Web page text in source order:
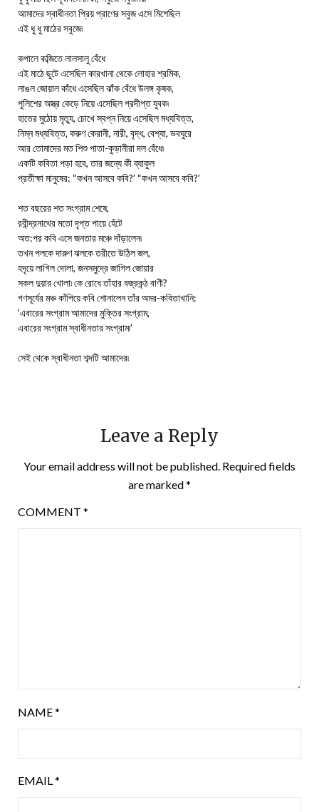
আমাদের স্বাধীনতা প্রিয় প্রাণের সবুজ এসে মিশেছিল
এই ধু ধু মাঠের সবুজে৷
কপালে কব্জিতে লালসালু বেঁধে
এই মাঠে ছুটে এসেছিল কারখানা থেকে লোহার শ্রমিক,
লাঙল জোয়াল কাঁধে এসেছিল ঝাঁক বেঁধে উলঙ্গ কৃষক,
পুলিশের অস্ত্র কেড়ে নিয়ে এসেছিল প্রদীপ্ত যুবক৷
হাতের মুঠোয় মৃত্যু, চোখে স্বপ্ন নিয়ে এসেছিল মধ্যবিত্ত,
নিম্ন মধ্যবিত্ত, করুণ কেরানী, নারী, বৃদ্ধ, বেশ্যা, ভবঘুরে
আর তোমাদের মত শিশু পাতা-কুড়ানীরা দল বেঁধে৷
একটি কবিতা পড়া হবে, তার জন্যে কী ব্যাকুল
প্রতীক্ষা মানুষের: “কখন আসবে কবি?’ “কখন আসবে কবি?’
শত বছরের শত সংগ্রাম শেষে,
রবীন্দ্রনাথের মতো দৃপ্ত পায়ে হেঁটে
অত:পর কবি এসে জনতার মঞ্চে দাঁড়ালেন৷
তখন পলকে দারুণ ঝলকে তরীতে উঠিল জল,
হদৃয়ে লাগিল দোলা, জনসমুদ্রে জাগিল জোয়ার
সকল দুয়ার খোলা৷ কে রোধে তাঁহার বজ্রকন্ঠ বাণী?
গণসূর্যের মঞ্চ কাঁপিয়ে কবি শোনালেন তাঁর অমর-কবিতাখানি:
‘এবারের সংগ্রাম আমাদের মুক্তির সংগ্রাম,
এবারের সংগ্রাম স্বাধীনতার সংগ্রাম৷’
সেই থেকে স্বাধীনতা শব্দটি আমাদের৷
Leave a Reply
Your email address will not be published. Required fields
are marked*
COMMENT *
NAME*
EMAIL*